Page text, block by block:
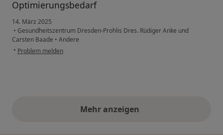
Optimierungsbedarf
14. März 2025
• Gesundheitszentrum Dresden-Prohlis Dres. Rüdiger Anke und
Carsten Baade • Andere
• Problem melden
Mehr anzeigenobige Stellungnahmen